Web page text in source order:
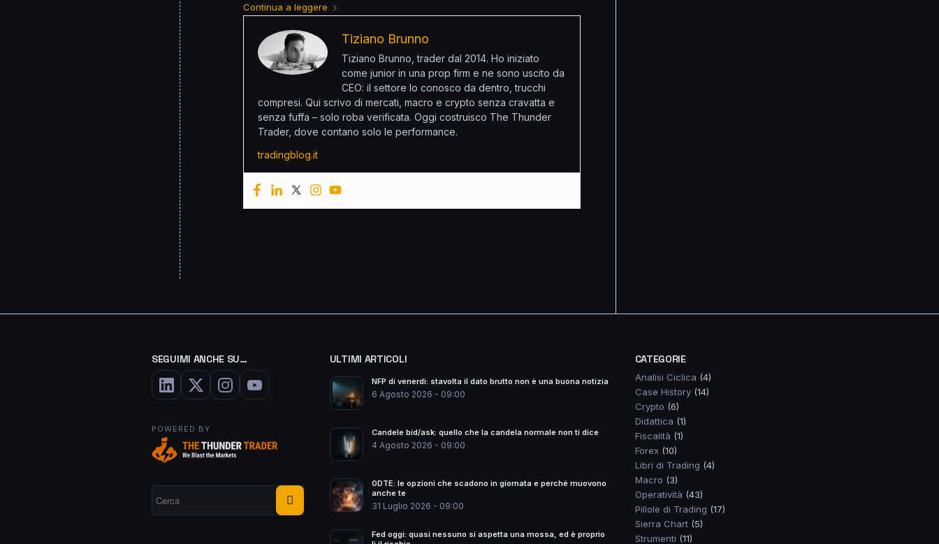
Continua a leggere
Tiziano Brunno
Tiziano Brunno, trader dal 2014. Ho iniziato
come junior in una prop firm e ne sono uscito da
CEO: il settore lo conosco da dentro, trucchi
compresi. Qui scrivo di mercati, macro e crypto senza cravatta e
senza fuffa – solo roba verificata. Oggi costruisco The Thunder
Trader, dove contano solo le performance.
tradingblog.it
SEGUIMI ANCHE SU…
POWERED BY
ULTIMI ARTICOLI
NFP di venerdì: stavolta il dato brutto non è una buona notizia
6 Agosto 2026 - 09:00
Candele bid/ask: quello che la candela normale non ti dice
4 Agosto 2026 - 09:00
0DTE: le opzioni che scadono in giornata e perché muovono
anche te
31 Luglio 2026 - 09:00
Fed oggi: quasi nessuno si aspetta una mossa, ed è proprio
CATEGORIE
Analisi Ciclica (4)
Case History(14)
Crypto (6)
Didattica (1)
Fiscalità (1)
Forex(10)
Libri di Trading (4)
Macro (3)
Operatività (43)
Pillole di Trading (17)
Sierra Chart(5)
Strumenti (11)